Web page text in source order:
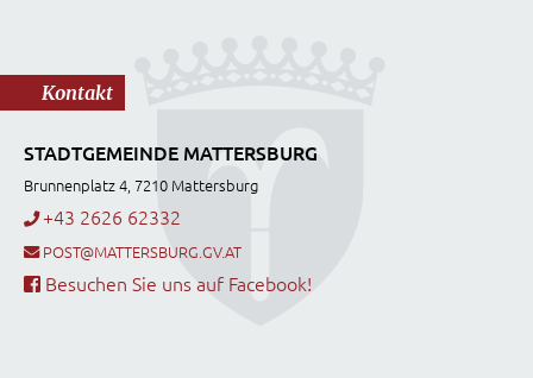
Kontakt
STADTGEMEINDE MATTERSBURG
Brunnenplatz 4, 7210 Mattersburg
+43 2626 62332
POST@MATTERSBURG.GV.AT
Besuchen Sie uns auf Facebook!